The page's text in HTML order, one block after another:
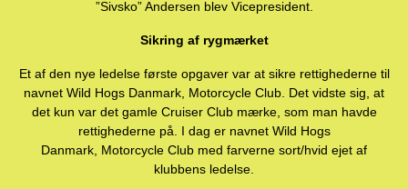
”Sivsko” Andersen blev Vicepresident.
Sikring af rygmærket
Et af den nye ledelse første opgaver var at sikre rettighederne til
navnet Wild Hogs Danmark, Motorcycle Club. Det vidste sig, at
det kun var det gamle Cruiser Club mærke, som man havde
rettighederne på. I dag er navnet Wild Hogs
Danmark, Motorcycle Club med farverne sort/hvid ejet af
klubbens ledelse.